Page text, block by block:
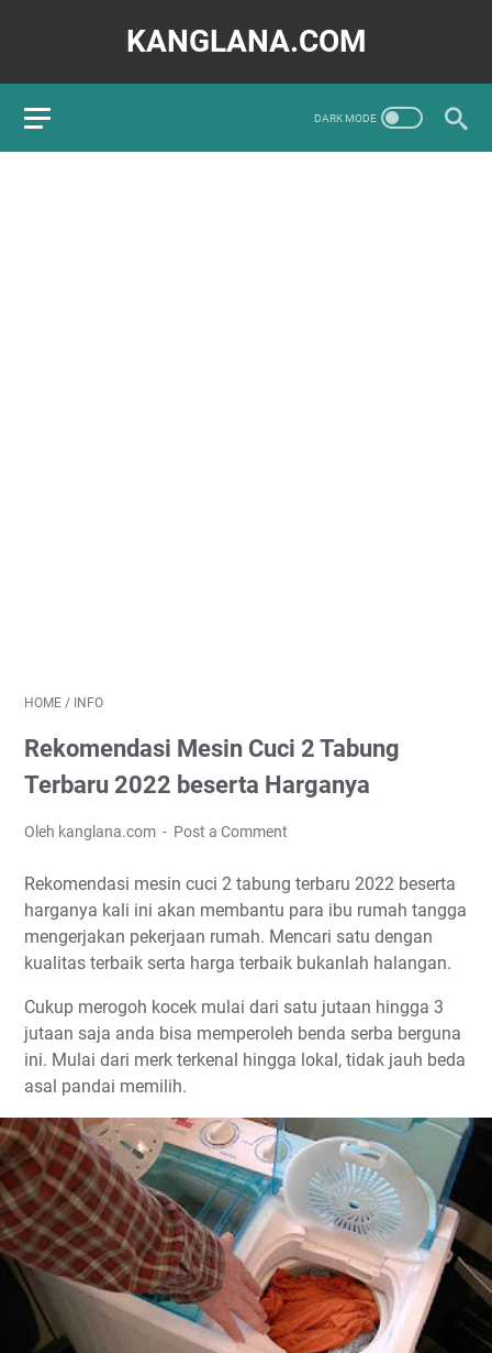
KANGLANA.COM
HOME / INFO
Rekomendasi Mesin Cuci 2 Tabung
Terbaru 2022 beserta Harganya
Oleh kanglana.com Post a Comment
Rekomendasi mesin cuci 2 tabung terbaru 2022 beserta
harganya kali ini akan membantu para ibu rumah tangga
mengerjakan pekerjaan rumah. Mencari satu dengan
kualitas terbaik serta harga terbaik bukanlah halangan.
Cukup merogoh kocek mulai dari satu jutaan hingga 3
jutaan saja anda bisa memperoleh benda serba berguna
ini. Mulai dari merk terkenal hingga lokal, tidak jauh beda
asal pandai memilih.